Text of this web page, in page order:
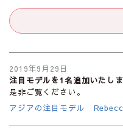
2019年9月29日
注目モデルを1名追加いたしま
是非ご覧ください。
アジアの注目モデル